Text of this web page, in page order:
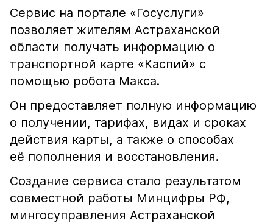
Сервис на портале «Госуслуги»
позволяет жителям Астраханской
области получать информацию о
транспортной карте «Каспий» с
помощью робота Макса.
Он предоставляет полную информацию
о получении, тарифах, видах и сроках
действия карты, а также о способах
её пополнения и восстановления.
Создание сервиса стало результатом
совместной работы Минцифры РФ,
мингосуправления Астраханской